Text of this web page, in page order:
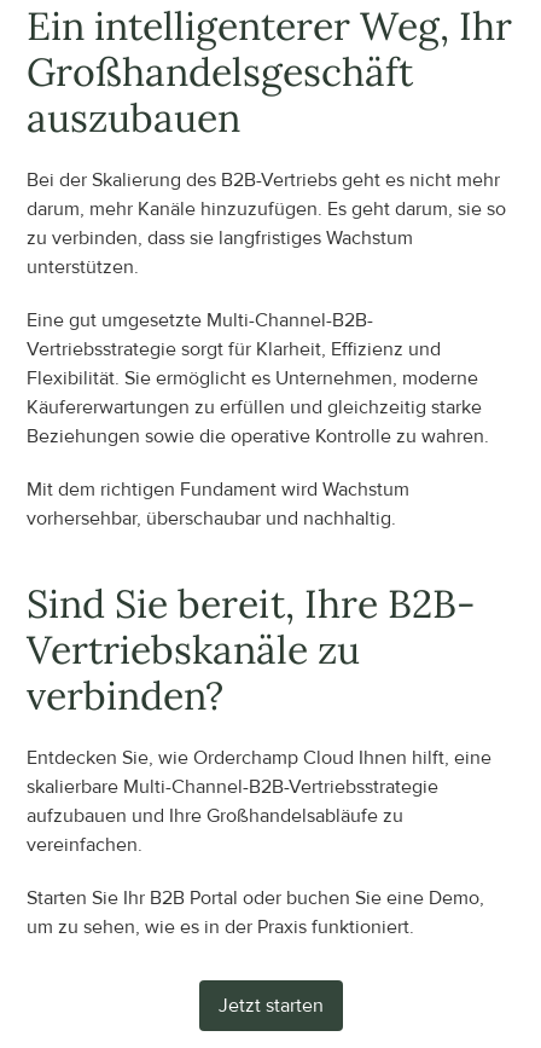
Ein intelligenterer Weg, Ihr
Großhandelsgeschäft
auszubauen
Bei der Skalierung des B2B-Vertriebs geht es nicht mehr
darum, mehr Kanäle hinzuzufügen. Es geht darum, sie so
zu verbinden, dass sie langfristiges Wachstum
unterstützen.
Eine gut umgesetzte Multi-Channel-B2B-
Vertriebsstrategie sorgt für Klarheit, Effizienz und
Flexibilität. Sie ermöglicht es Unternehmen, moderne
Käufererwartungen zu erfüllen und gleichzeitig starke
Beziehungen sowie die operative Kontrolle zu wahren.
Mit dem richtigen Fundament wird Wachstum
vorhersehbar, überschaubar und nachhaltig.
Sind Sie bereit, Ihre B2B-
Vertriebskanäle zu
verbinden?
Entdecken Sie, wie Orderchamp Cloud Ihnen hilft, eine
skalierbare Multi-Channel-B2B-Vertriebsstrategie
aufzubauen und Ihre Großhandelsabläufe zu
vereinfachen.
Starten Sie Ihr B2B Portal oder buchen Sie eine Demo,
um zu sehen, wie es in der Praxis funktioniert.
Jetzt starten